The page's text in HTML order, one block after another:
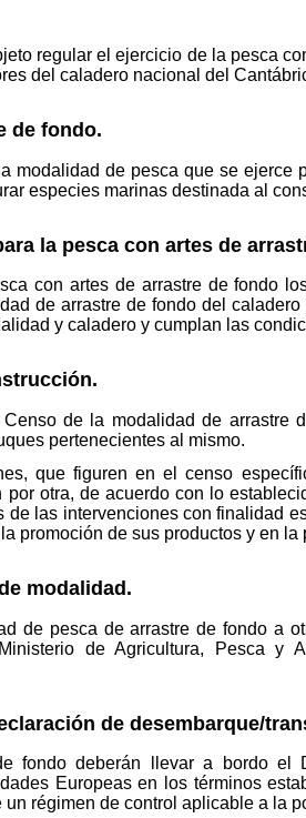
regular el ejercicio de la pesca
del caladero nacional del
de fondo.
modalidad de pesca que se ejerce
especies marinas destinada al
la pesca con artes de
con artes de arrastre de fondo
de arrastre de fondo del
y caladero y cumplan las
de la modalidad de arrastre
pertenecientes al mismo.
que figuren en el censo
otra, de acuerdo con lo
las intervenciones con finalidad
promoción de sus productos y en la
modalidad.
de pesca de arrastre de fondo a
de Agricultura, Pesca y
de desembarque/
fondo deberán llevar a bordo el
Europeas en los términos
régimen de control aplicable a la